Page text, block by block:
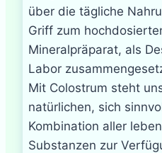
über die tägliche
Griff zum
Mineralpräparat, als
Labor
Mit Colostrum steht
natürlichen, sich
Kombination aller
Substanzen zur